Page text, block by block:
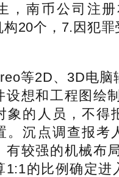
，南币公司注
构20个，7.因犯罪
2D、3D电脑
设想和工程图绘
象的人员，不得
。沉点调查报考
有较强的机械布
1:1的比例确定进